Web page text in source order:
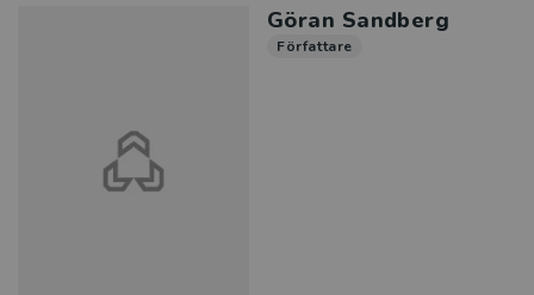
Göran Sandberg
Författare